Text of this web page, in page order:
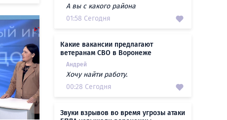
А вы с какого района
01:58 Сегодня
Какие вакансии предлагают
ветеранам СВО в Воронеже
Андрей
Хочу найти работу.
00:28 Сегодня
Звуки взрывов во время угрозы атаки